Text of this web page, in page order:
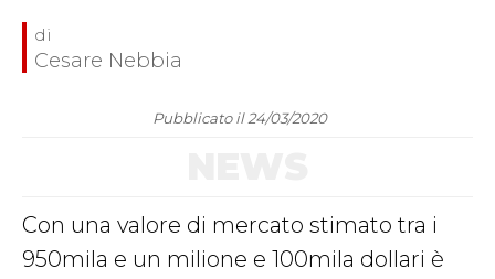
Cesare Nebbia
Pubblicato il 24/03/2020
Con una valore di mercato stimato tra i
950mila e un milione e 100mila dollari è